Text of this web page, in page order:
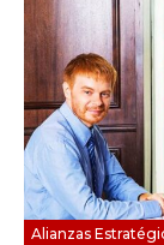
Alianzas